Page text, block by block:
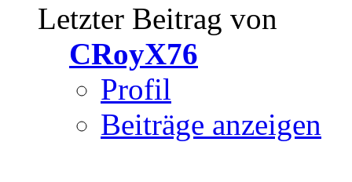
Letzter Beitrag von
CRoyX76
Profil
Beiträge anzeigen